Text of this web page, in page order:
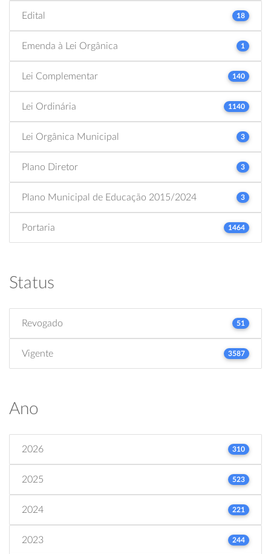
Edital 18
Emenda à Lei Orgânica 1
Lei Complementar 140
Lei Ordinária 1140
Lei Orgânica Municipal 3
Plano Diretor 3
Plano Municipal de Educação 2015/2024 3
Portaria 1464
Status
Revogado 51
Vigente 3587
Ano
2026 310
2025 523
2024 221
2023 244